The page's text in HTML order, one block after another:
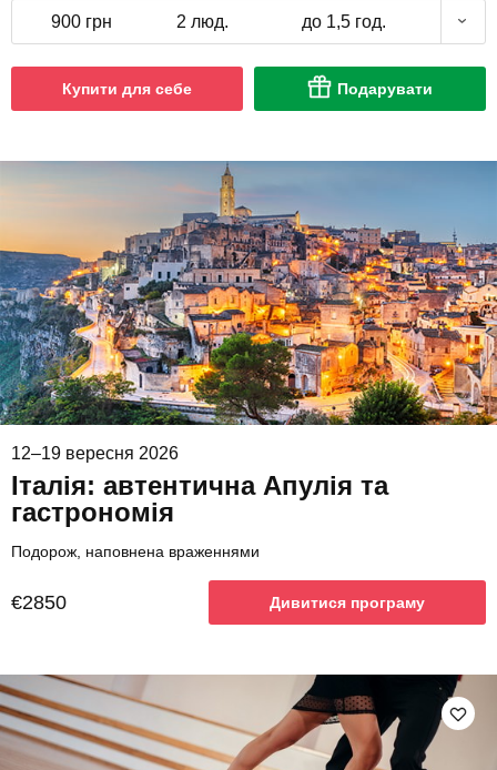
900 грн 2 люд. до 1,5 год.
Купити для себе Подарувати
12–19 вересня 2026
Італія: автентична Апулія та
гастрономія
Подорож, наповнена враженнями
€2850 Дивитися програму